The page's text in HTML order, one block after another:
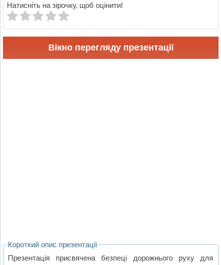
Натисніть на зірочку, щоб оцінити!
Вікно перегляду презентації
Короткий опис презентації
Презентація присвячена безпеці дорожнього руху для